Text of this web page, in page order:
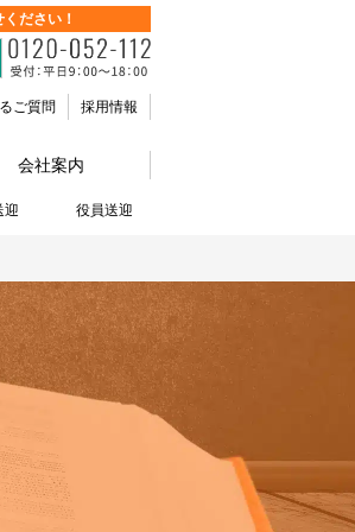
ださい！
ご質問 採用情報
会社案内
迎 役員送迎